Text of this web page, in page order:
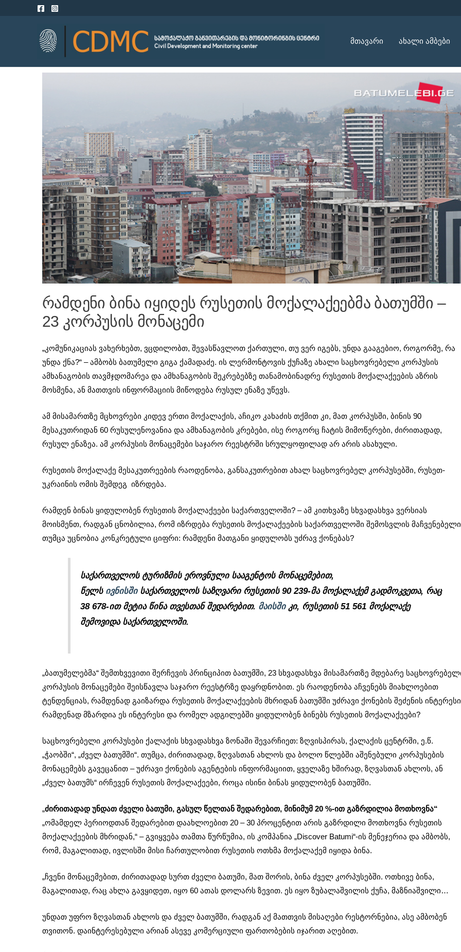
მთავარი ახალი ამბები
რამდენი ბინა იყიდეს რუსეთის მოქალაქეებმა ბათუმში –
23 კორპუსის მონაცემი
„კომუნიკაციას ვახერხებთ, ვცდილობთ, შევასწავლოთ ქართული, თუ ვერ იგებს, უნდა გააგებიო, როგორმე, რა
უნდა ქნა?“ – ამბობს ბათუმელი გიგა ქამადაძე. ის ლერმონტოვის ქუჩაზე ახალი საცხოვრებელი კორპუსის
ამხანაგობის თავმჯდომარეა და ამხანაგობის შეკრებებზე თანამობინადრე რუსეთის მოქალაქეების აზრის
მოსმენა, ან მათთვის ინფორმაციის მიწოდება რუსულ ენაზე უწევს.
ამ მისამართზე მცხოვრები კიდევ ერთი მოქალაქის, აჩიკო კახაძის თქმით კი, მათ კორპუსში, ბინის 90
მესაკუთრიდან 60 რუსულენოვანია და ამხანაგობის კრებები, ისე როგორც ჩატის მიმოწერები, ძირითადად,
რუსულ ენაზეა. ამ კორპუსის მონაცემები საჯარო რეესტრში სრულყოფილად არ არის ასახული.
რუსეთის მოქალაქე მესაკუთრეების რაოდენობა, განსაკუთრებით ახალ საცხოვრებელ კორპუსებში, რუსეთ-
უკრაინის ომის შემდეგ იზრდება.
რამდენ ბინას ყიდულობენ რუსეთის მოქალაქეები საქართველოში? – ამ კითხვაზე სხვადასხვა ვერსიას
მოისმენთ, რადგან ცნობილია, რომ იზრდება რუსეთის მოქალაქეების საქართველოში შემოსვლის
თუმცა უცნობია კონკრეტული ციფრი: რამდენი მათგანი ყიდულობს უძრავ ქონებას?
საქართველოს ტურიზმის ეროვნული სააგენტოს მონაცემებით,
წელს ივნისშისაქართველოს საზღვარი რუსეთის 90 239-მა მოქალაქემ გადმოკვეთა, რაც
38 678-ით მეტია წინა თვესთან შედარებით. მაისშიკი, რუსეთის 51 561 მოქალაქე
შემოვიდა საქართველოში.
„ბათუმელებმა“ შემთხვევითი შერჩევის პრინციპით ბათუმში, 23 სხვადასხვა მისამართზე მდებარე
კორპუსის მონაცემები შეისწავლა საჯარო რეესტრზე დაყრდნობით. ეს რაოდენობა აჩვენებს მიახლოებით
ტენდენციას, რამდენად გაიზარდა რუსეთის მოქალაქეების მხრიდან ბათუმში უძრავი ქონების შეძენის
რამდენად მზარდია ეს ინტერესი და რომელ ადგილებში ყიდულობენ ბინებს რუსეთის მოქალაქეები?
საცხოვრებელი კორპუსები ქალაქის სხვადასხვა ზონაში შევარჩიეთ: ზღვისპირას, ქალაქის ცენტრში, ე.წ.
„ჭაობში“, „ძველ ბათუმში“. თუმცა, ძირითადად, ზღვასთან ახლოს და ბოლო წლებში აშენებული კორპუსების
მონაცემებს გავეცანით – უძრავი ქონების აგენტების ინფორმაციით, ყველაზე ხშირად, ზღვასთან ახლოს, ან
„ძველ ბათუმს“ ირჩევენ რუსეთის მოქალაქეები, როცა ისინი ბინას ყიდულობენ ბათუმში.
„ძირითადად უნდათ ძველი ბათუმი, გასულ წელთან შედარებით, მინიმუმ 20 %-ით გაზრდილია მოთხოვნა“
„ომამდელ პერიოდთან შედარებით დაახლოებით 20 – 30 პროცენტით არის გაზრდილი მოთხოვნა რუსეთის
მოქალაქეების მხრიდან,“ – გვიყვება თამთა წურწუმია, ის კომპანია „Discover Batumi“-ის მენეჯერია და ამბობს,
რომ, მაგალითად, ივლისში მისი ჩართულობით რუსეთის ოთხმა მოქალაქემ იყიდა ბინა.
„ჩვენი მონაცემებით, ძირითადად სურთ ძველი ბათუმი, მათ შორის, ბინა ძველ კორპუსებში. ოთხივე ბინა,
მაგალითად, რაც ახლა გავყიდეთ, იყო 60 ათას დოლარს ზევით. ეს იყო ზუბალაშვილის ქუჩა, მაზნიაშვილი…
უნდათ უფრო ზღვასთან ახლოს და ძველ ბათუმში, რადგან აქ მათთვის მისაღები რესტორნებია, ასე ამბობენ
თვითონ. დაინტერესებული არიან ასევე კომერციული ფართობების იჯარით აღებით.